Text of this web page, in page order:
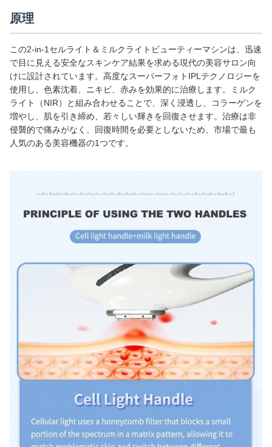
原理
この2-in-1セルライト＆ミルクライトビューティーマシンは、迅速
で目に見える安全なスキンケア結果を求める現代の美容サロン向
けに設計されています。高度なスーパーフォトIPLテクノロジーを
使用し、色素沈着、ニキビ、赤みを効果的に治療します。ミルク
ライト（NIR）と組み合わせることで、深く浸透し、コラーゲンを
増やし、肌を引き締め、若々しい輝きを回復させます。治療は非
侵襲的で痛みがなく、回復時間を必要としないため、市場で最も
人気のある美容機器の1つです。